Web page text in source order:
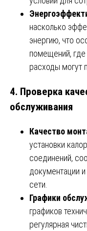
насколько
энергию, что
помещений,
расходы могут
4. Проверка
обслуживания
Качество
установки
соединений,
документации
сети.
Графики
графиков
регулярная